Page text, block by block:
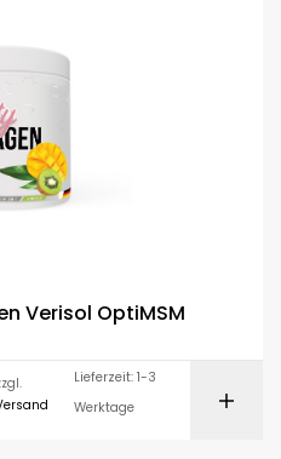
OptiMSM
Lieferzeit: 1-3
Werktage